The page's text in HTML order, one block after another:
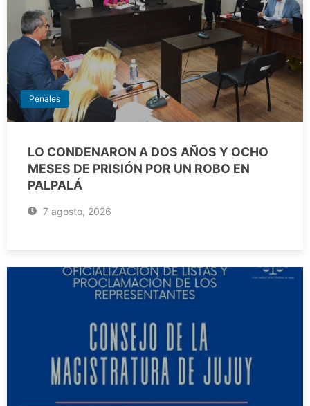
Penales
LO CONDENARON A DOS AÑOS Y OCHO
MESES DE PRISIÓN POR UN ROBO EN
PALPALÁ
7 agosto, 2026